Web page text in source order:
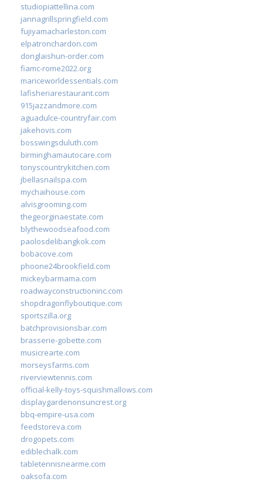
studiopiattellina.com
jannagrillspringfield.com
fujiyamacharleston.com
elpatronchardon.com
donglaishun-order.com
fiamc-rome2022.org
mariceworldessentials.com
lafisheriarestaurant.com
915jazzandmore.com
aguadulce-countryfair.com
jakehovis.com
bosswingsduluth.com
birminghamautocare.com
tonyscountrykitchen.com
jbellasnailspa.com
mychaihouse.com
alvisgrooming.com
thegeorginaestate.com
blythewoodseafood.com
paolosdelibangkok.com
bobacove.com
phoone24brookfield.com
mickeybarmama.com
roadwayconstructioninc.com
shopdragonflyboutique.com
sportszilla.org
batchprovisionsbar.com
brasserie-gobette.com
musicrearte.com
morseysfarms.com
riverviewtennis.com
official-kelly-toys-squishmallows.com
displaygardenonsuncrest.org
bbq-empire-usa.com
feedstoreva.com
drogopets.com
ediblechalk.com
tabletennisnearme.com
oaksofa.com